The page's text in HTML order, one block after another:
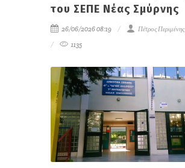
του ΣΕΠΕ Νέας Σμύρνης
26/06/2026 08:19
Πέτρος Περιμένης
1135